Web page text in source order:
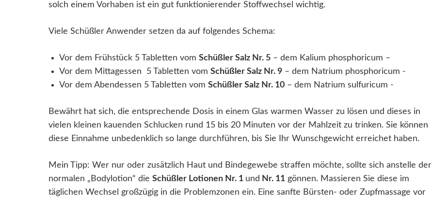
solch einem Vorhaben ist ein gut funktionierender Stoffwechsel wichtig.
Viele Schüßler Anwender setzen da auf folgendes Schema:
Vor dem Frühstück 5 Tabletten vomSchüßler Salz Nr. 5 – dem Kalium phosphoricum –
Vor dem Mittagessen 5 Tabletten vomSchüßler Salz Nr. 9 – dem Natrium phosphoricum -
Vor dem Abendessen 5 Tabletten vomSchüßler Salz Nr. 10 – dem Natrium sulfuricum -
Bewährt hat sich, die entsprechende Dosis in einem Glas warmen Wasser zu lösen und dieses in
vielen kleinen kauenden Schlucken rund 15 bis 20 Minuten vor der Mahlzeit zu trinken. Sie können
diese Einnahme unbedenklich so lange durchführen, bis Sie Ihr Wunschgewicht erreichet haben.
Mein Tipp: Wer nur oder zusätzlich Haut und Bindegewebe straffen möchte, sollte sich anstelle der
normalen „Bodylotion“ die Schüßler Lotionen Nr. 1 und Nr. 11gönnen. Massieren Sie diese im
täglichen Wechsel großzügig in die Problemzonen ein. Eine sanfte Bürsten- oder Zupfmassage vor